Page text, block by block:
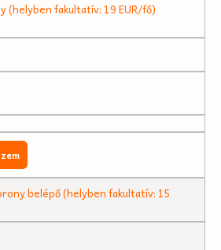
(helyben fakultatív: 19 EUR/fő)
belépő (helyben fakultatív: 15